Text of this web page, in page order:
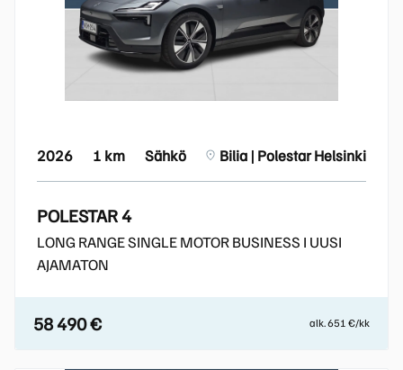
2026 1 km Sähkö Bilia | Polestar Helsinki
POLESTAR 4
LONG RANGE SINGLE MOTOR BUSINESS I UUSI
AJAMATON
58 490 € alk. 651 €/kk